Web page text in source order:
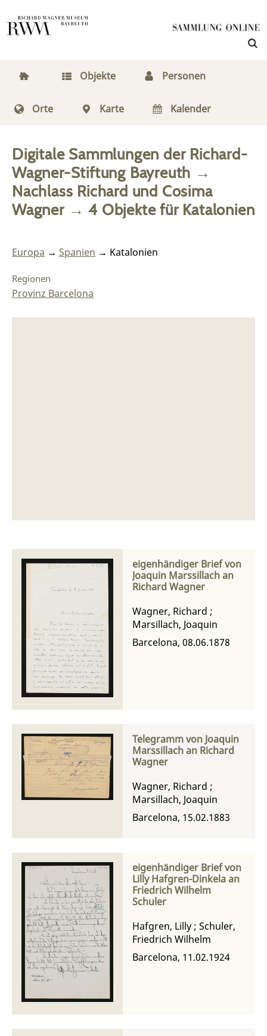
Objekte Personen
Orte Karte Kalender
Digitale Sammlungen der Richard-
Wagner-Stiftung Bayreuth →
Nachlass Richard und Cosima
Wagner→4 Objektefür Katalonien
Europa → Spanien → Katalonien
Regionen
Provinz Barcelona
eigenhändiger Brief von
Joaquin Marssillach an
Richard Wagner
Wagner, Richard ;
Marsillach, Joaquin
Barcelona, 08.06.1878
Telegramm von Joaquin
Marssillach an Richard
Wagner
Wagner, Richard ;
Marsillach, Joaquin
Barcelona, 15.02.1883
eigenhändiger Brief von
Lilly Hafgren-Dinkela an
Friedrich Wilhelm
Schuler
Hafgren, Lilly ; Schuler,
Friedrich Wilhelm
Barcelona, 11.02.1924